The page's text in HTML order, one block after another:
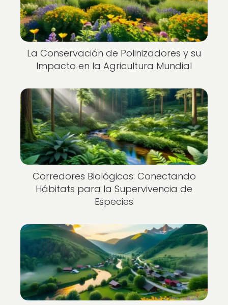
La Conservación de Polinizadores y su
Impacto en la Agricultura Mundial
Corredores Biológicos: Conectando
Hábitats para la Supervivencia de
Especies